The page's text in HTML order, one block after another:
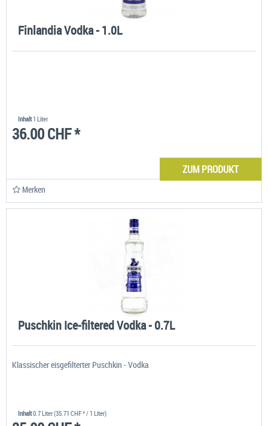
Finlandia Vodka - 1.0L
Inhalt1 Liter
36.00 CHF *
ZUM PRODUKT
Merken
Puschkin Ice-filtered Vodka - 0.7L
Klassischer eisgefilterter Puschkin - Vodka
Inhalt0.7 Liter(35.71 CHF * / 1 Liter)